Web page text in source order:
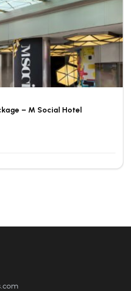
– M Social Hotel